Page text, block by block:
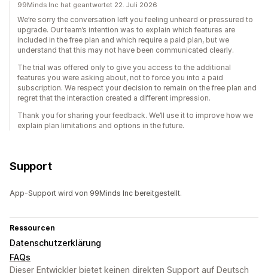
99Minds Inc hat geantwortet 22. Juli 2026
We’re sorry the conversation left you feeling unheard or pressured to
upgrade. Our team’s intention was to explain which features are
included in the free plan and which require a paid plan, but we
understand that this may not have been communicated clearly.
The trial was offered only to give you access to the additional
features you were asking about, not to force you into a paid
subscription. We respect your decision to remain on the free plan and
regret that the interaction created a different impression.
Thank you for sharing your feedback. We’ll use it to improve how we
explain plan limitations and options in the future.
Support
App-Support wird von 99Minds Inc bereitgestellt.
Ressourcen
Datenschutzerklärung
FAQs
Dieser Entwickler bietet keinen direkten Support auf Deutsch